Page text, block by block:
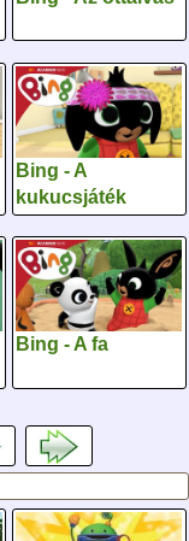
Bing - A
kukucsjáték
Bing - A fa